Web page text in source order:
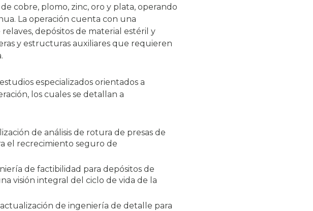
cobre, plomo, zinc, oro y plata, operando
La operación cuenta con una
depósitos de material estéril y
y estructuras auxiliares que requieren
especializados orientados a
los cuales se detallan a
de análisis de rotura de presas de
el recrecimiento seguro de
de factibilidad para depósitos de
visión integral del ciclo de vida de la
de ingeniería de detalle para